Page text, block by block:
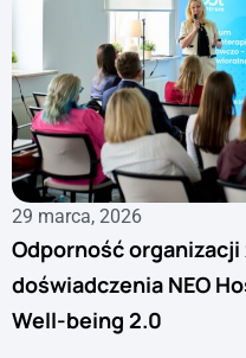
29 marca, 2026
Odporność organizacji
doświadczenia NEO
Well-being 2.0